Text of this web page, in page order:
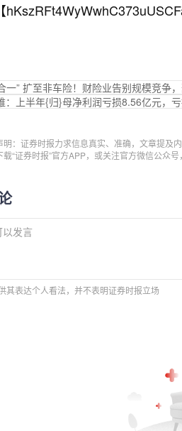
一” 扩至非车险！财险业告别规模竞争
：上半年{归}母净利润亏损8.56亿元，
明：证券时报力求信息真实、准确，文章提及
载“证券时报”官方APP，或关注官方微信公众
以发言
其表达个人看法，并不表明证券时报立场